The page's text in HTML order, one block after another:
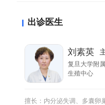
水果和蔬菜，必要时可以
出诊医生
刘素英
复旦大学附
生殖中心
擅长：内分泌失调、多囊卵